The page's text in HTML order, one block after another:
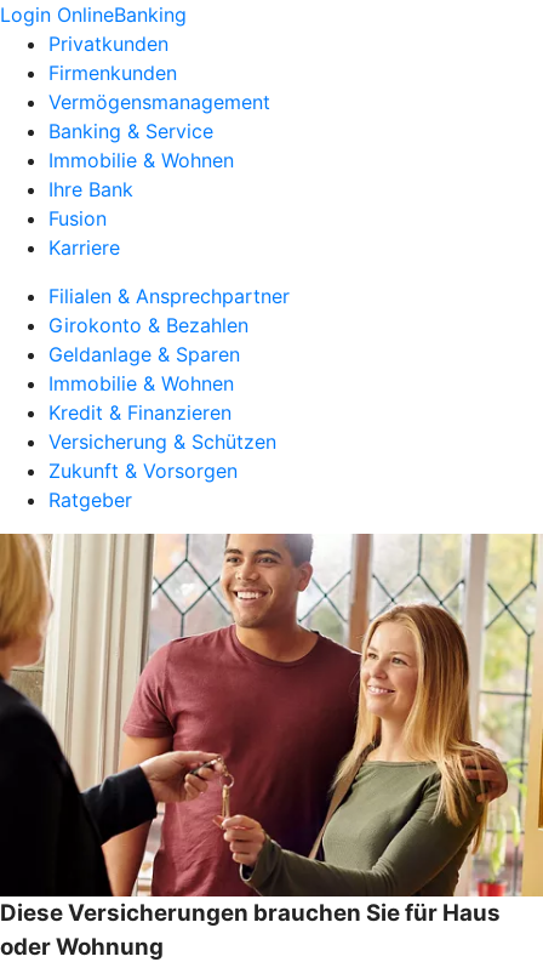
Login OnlineBanking
Privatkunden
Firmenkunden
Vermögensmanagement
Banking & Service
Immobilie & Wohnen
Ihre Bank
Fusion
Karriere
Filialen & Ansprechpartner
Girokonto & Bezahlen
Geldanlage & Sparen
Immobilie & Wohnen
Kredit & Finanzieren
Versicherung & Schützen
Zukunft & Vorsorgen
Ratgeber
Diese Versicherungen brauchen Sie für Haus
oder Wohnung